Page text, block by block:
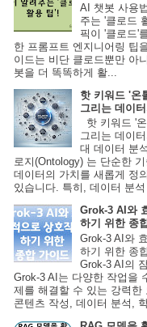
AI 챗봇 사용
주는 '클로드
픽이 '클로드'
한 프롬프트 엔지니어링 팁
이드는 비단 클로드뿐만 아
봇을 더 똑똑하게 활...
핫 키워드 '온
그리는 데이
핫 키워드 '
그리는 데이
대 데이터 분
로지(Ontology) 는 단순한
데이터의 가치를 새롭게 정
있습니다. 특히, 데이터 분
Grok-3 AI와
하기 위한 종
Grok-3 AI와
하기 위한 종
Grok-3 AI의
Grok-3 AI는 다양한 작업을
제를 해결할 수 있는 강력한
콘텐츠 작성, 데이터 분석, 학